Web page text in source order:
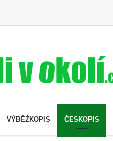
VÝBĚŽKOPIS ČESKOPIS